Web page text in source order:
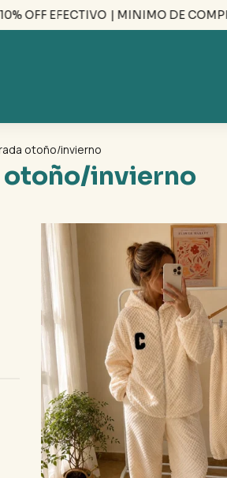
EFECTIVO | MINIMO DE COMPRA
otoño/invierno
otoño/invierno